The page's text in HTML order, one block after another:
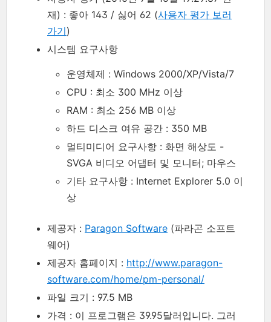
재) : 좋아 143 / 싫어 62 (사용자 평가 보러
가기)
시스템 요구사항
운영체제 : Windows 2000/XP/Vista/7
CPU : 최소 300 MHz 이상
RAM : 최소 256 MB 이상
하드 디스크 여유 공간 : 350 MB
멀티미디어 요구사항 : 화면 해상도 -
SVGA 비디오 어댑터 및 모니터; 마우스
기타 요구사항 : Internet Explorer 5.0 이
상
제공자 : Paragon Software (파라곤 소프트
웨어)
제공자 홈페이지 : http://www.paragon-
software.com/home/pm-personal/
파일 크기 : 97.5 MB
가격 : 이 프로그램은 39.95달러입니다. 그러